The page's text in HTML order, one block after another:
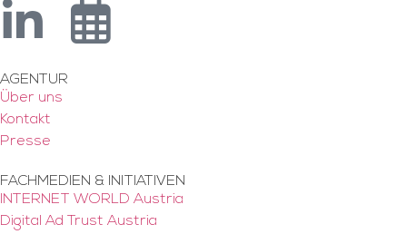
AGENTUR
Über uns
Kontakt
Presse
FACHMEDIEN & INITIATIVEN
INTERNET WORLD Austria
Digital Ad Trust Austria